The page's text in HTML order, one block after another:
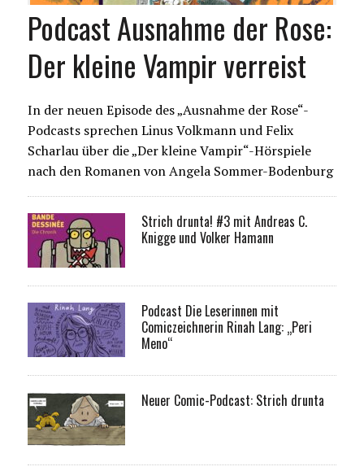
Podcast Ausnahme der Rose:
Der kleine Vampir verreist
In der neuen Episode des „Ausnahme der Rose“-
Podcasts sprechen Linus Volkmann und Felix
Scharlau über die „Der kleine Vampir“-Hörspiele
nach den Romanen von Angela Sommer-Bodenburg
Strich drunta! #3 mit Andreas C.
Knigge und Volker Hamann
Podcast Die Leserinnen mit
Comiczeichnerin Rinah Lang: „Peri
Meno“
Neuer Comic-Podcast: Strich drunta